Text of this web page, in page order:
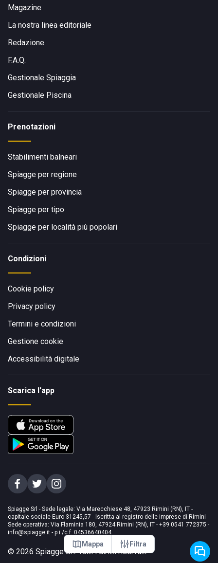
Mappa Filtra
Magazine
La nostra linea editoriale
Redazione
F.A.Q.
Gestionale Spiaggia
Gestionale Piscina
Prenotazioni
Stabilimenti balneari
Spiagge per regione
Spiagge per provincia
Spiagge per tipo
Spiagge per località più popolari
Condizioni
Cookie policy
Privacy policy
Termini e condizioni
Gestione cookie
Accessibilità digitale
Scarica l'app
Spiagge Srl - Sede legale: Via Marecchiese 48, 47923 Rimini (RN), IT -
capitale sociale Euro 31245,57 - Iscritta al registro delle imprese di Rimini
Sede operativa: Via Flaminia 180, 47924 Rimini (RN), IT - +39 0541 772375 -
info@spiagge.it - p.i./c.f. 04536640404
© 2026 Spiagge Srl. Tutti i diritti riservati.